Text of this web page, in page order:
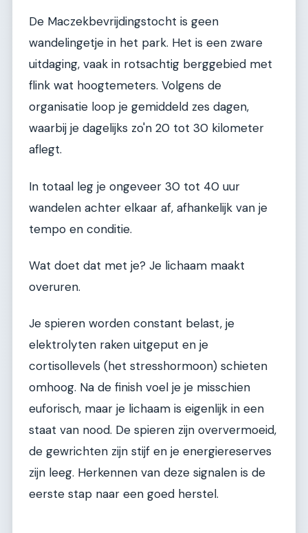
De Maczekbevrijdingstocht is geen
wandelingetje in het park. Het is een zware
uitdaging, vaak in rotsachtig berggebied met
flink wat hoogtemeters. Volgens de
organisatie loop je gemiddeld zes dagen,
waarbij je dagelijks zo'n 20 tot 30 kilometer
aflegt.
In totaal leg je ongeveer 30 tot 40 uur
wandelen achter elkaar af, afhankelijk van je
tempo en conditie.
Wat doet dat met je? Je lichaam maakt
overuren.
Je spieren worden constant belast, je
elektrolyten raken uitgeput en je
cortisollevels (het stresshormoon) schieten
omhoog. Na de finish voel je je misschien
euforisch, maar je lichaam is eigenlijk in een
staat van nood. De spieren zijn oververmoeid,
de gewrichten zijn stijf en je energiereserves
zijn leeg. Herkennen van deze signalen is de
eerste stap naar een goed herstel.